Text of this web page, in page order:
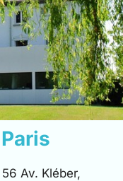
Av. Kléber,